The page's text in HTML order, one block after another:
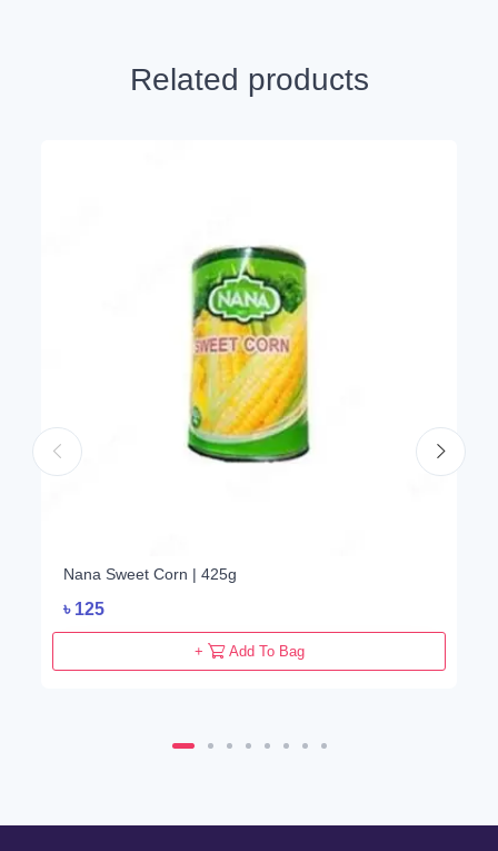
Related products
Nana Sweet Corn | 425g
৳ 125
+ Add To Bag